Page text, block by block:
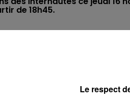
de 18h45.
novembre. Depuis la salle
internautes. L’interview du
sur Facebook. Le mois
t-shirt dédicacé aux fans.
entretien exclusif !Le respect